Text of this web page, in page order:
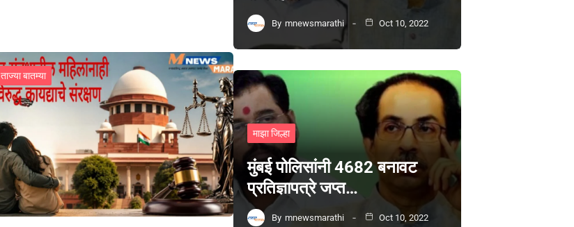
ताज्या बातम्या
By mnewsmarathi Oct 10, 2022
माझा जिल्हा
मुंबई पोलिसांनी 4682 बनावट
प्रतिज्ञापत्रे जप्त…
By mnewsmarathi Oct 10, 2022